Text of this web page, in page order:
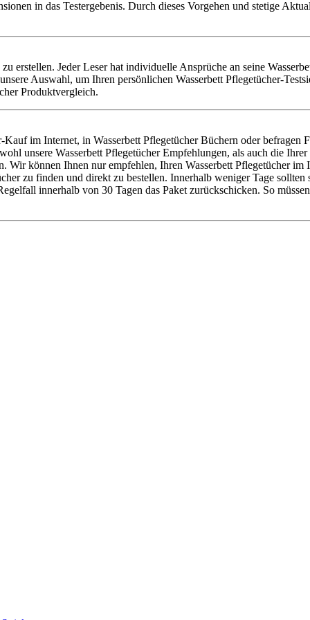
in das Testergebenis. Durch dieses Vorgehen und stetige
erstellen. Jeder Leser hat individuelle Ansprüche an seine
Auswahl, um Ihren persönlichen Wasserbett Pflegetücher-
Produktvergleich.
im Internet, in Wasserbett Pflegetücher Büchern oder befragen
unsere Wasserbett Pflegetücher Empfehlungen, als auch die
können Ihnen nur empfehlen, Ihren Wasserbett Pflegetücher
zu finden und direkt zu bestellen. Innerhalb weniger Tage
innerhalb von 30 Tagen das Paket zurückschicken. So